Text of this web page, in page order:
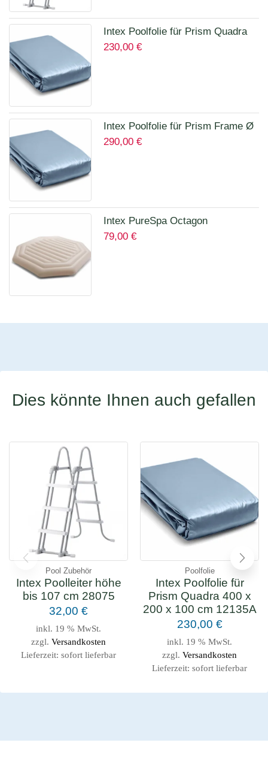
Intex Poolfolie für Prism Quadra
400 x 200 x 100 cm 12135A
230,00 €
Intex Poolfolie für Prism Frame Ø
457 x 122 cm Art.12457A
290,00 €
Intex PureSpa Octagon
Isolierende Abdeckung für 28456
79,00 €
Dies könnte Ihnen auch gefallen
Pool Zubehör
Intex Poolleiter höhe
bis 107 cm 28075
32,00 €
inkl. 19 % MwSt.
zzgl. Versandkosten
Lieferzeit: sofort lieferbar
Poolfolie
Intex Poolfolie für
Prism Quadra 400 x
200 x 100 cm 12135A
230,00 €
inkl. 19 % MwSt.
zzgl. Versandkosten
Lieferzeit: sofort lieferbar